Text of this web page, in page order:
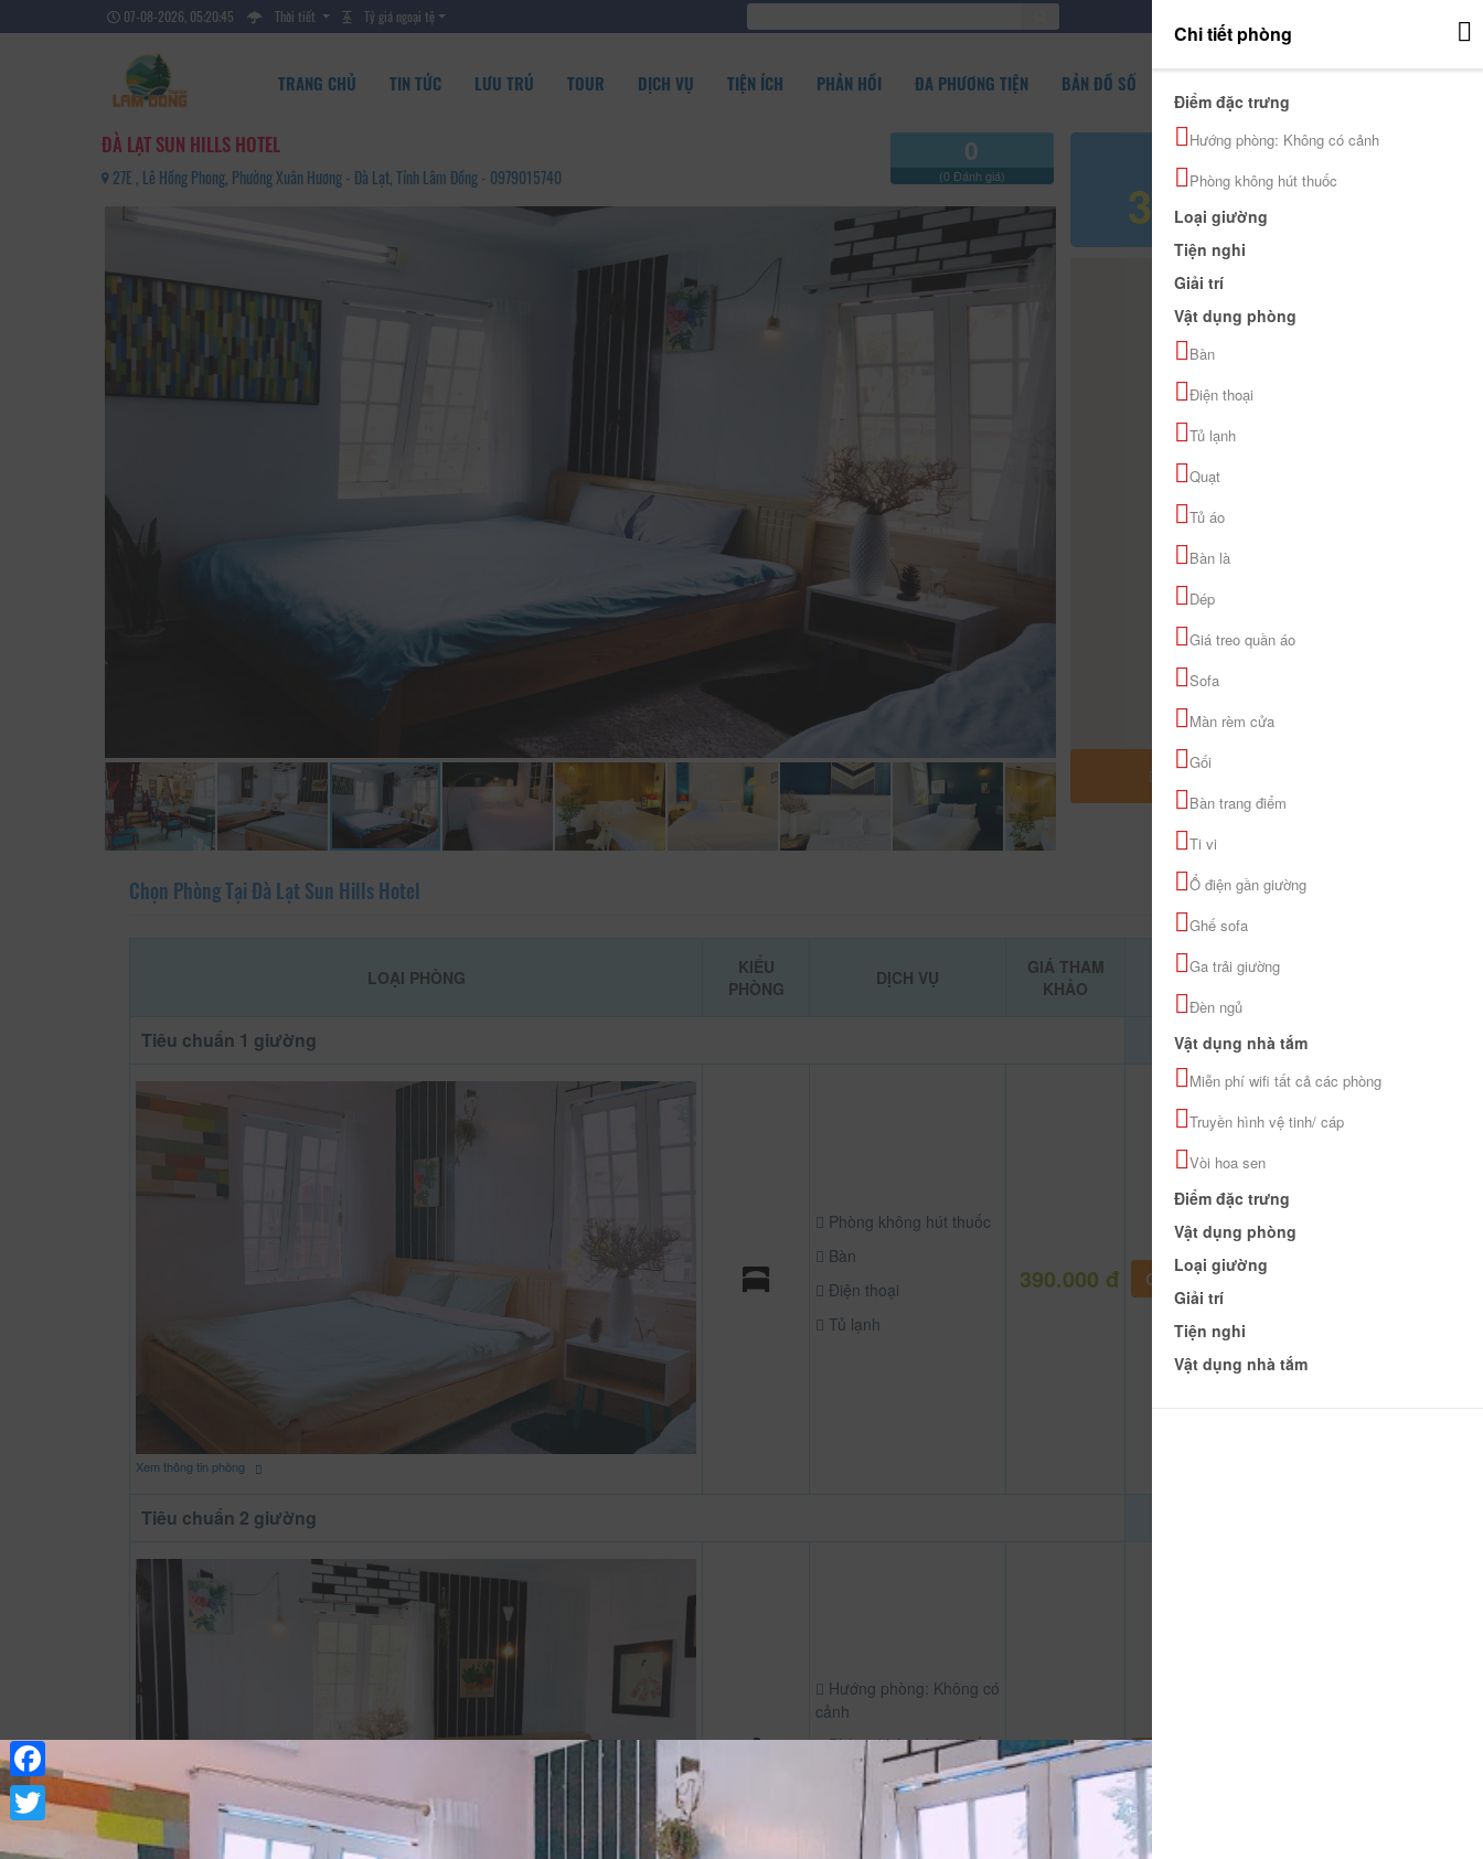
07-08-2026, 05:20:47 Thời tiết Tỷ giá ngoại tệ
TRANG CHỦ TIN TỨC LƯU TRÚ TOUR DỊCH VỤ TIỆN ÍCH PHẢN HỒI ĐA PHƯƠNG TIỆN BẢN ĐỒ SỐ
ĐÀ LẠT SUN HILLS HOTEL
27E , Lê Hồng Phong, Phường Xuân Hương - Đà Lạt, Tỉnh Lâm Đồng - 0979015740
0
(0 Đánh giá)
Giá tham khảo
390.000 đ
MỞ RỘNG BẢN ĐỒ
Chọn Phòng Tại Đà Lạt Sun Hills Hotel
LOẠI PHÒNG
KIỂU
PHÒNG
DỊCH VỤ
GIÁ THAM
KHẢO
ĐẶT PHÒNG
Tiêu chuẩn 1 giường
Xem thông tin phòng
Phòng không hút thuốc
Bàn
Điện thoại
Tủ lạnh
390.000 đ CHƯA KHAI BÁO PHÒNG
Tiêu chuẩn 2 giường
Hướng phòng: Không có
cảnh
Phòng không hút thuốc
Điện thoại
750.000 đ
Chi tiết phòng
Điểm đặc trưng
Hướng phòng: Không có cảnh
Phòng không hút thuốc
Loại giường
Tiện nghi
Giải trí
Vật dụng phòng
Bàn
Điện thoại
Tủ lạnh
Quạt
Tủ áo
Bàn là
Dép
Giá treo quần áo
Sofa
Màn rèm cửa
Gối
Bàn trang điểm
Ti vi
Ổ điện gần giường
Ghế sofa
Ga trải giường
Đèn ngủ
Vật dụng nhà tắm
Miễn phí wifi tất cả các phòng
Truyền hình vệ tinh/ cáp
Vòi hoa sen
Điểm đặc trưng
Vật dụng phòng
Loại giường
Giải trí
Tiện nghi
Vật dụng nhà tắm
Facebook
Twitter